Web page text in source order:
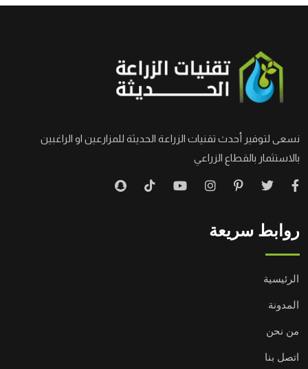
نسعى لتوفير أحدث تقنيات الزراعة الحديثة للمزارعين او الراغبين
بالاستثمار بالقطاع الزراعي
روابط سريعة
الرئيسية
المدونة
من نحن
اتصل بنا